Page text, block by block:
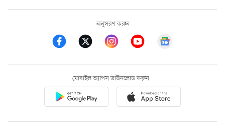
অনুসরণ করুন
মোবাইল অ্যাপস ডাউনলোড করুন